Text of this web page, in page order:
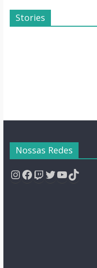
Stories
Dicas de Filmes
Para o Fim de
Nossas Redes
Instagram
Facebook
Twitch
Twitter
YouTube
TikTok